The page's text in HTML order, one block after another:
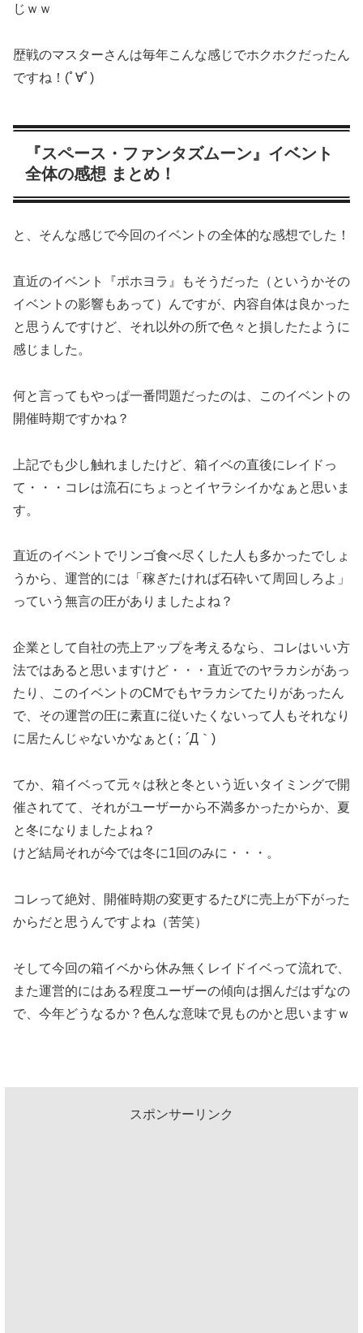
じｗｗ
歴戦のマスターさんは毎年こんな感じでホクホクだったん
ですね！(ﾟ∀ﾟ)
『スペース・ファンタズムーン』イベント
全体の感想 まとめ！
と、そんな感じで今回のイベントの全体的な感想でした！
直近のイベント『ポホヨラ』もそうだった（というかその
イベントの影響もあって）んですが、内容自体は良かった
と思うんですけど、それ以外の所で色々と損したたように
感じました。
何と言ってもやっぱ一番問題だったのは、このイベントの
開催時期ですかね？
上記でも少し触れましたけど、箱イベの直後にレイドっ
て・・・コレは流石にちょっとイヤラシイかなぁと思いま
す。
直近のイベントでリンゴ食べ尽くした人も多かったでしょ
うから、運営的には「稼ぎたければ石砕いて周回しろよ」
っていう無言の圧がありましたよね？
企業として自社の売上アップを考えるなら、コレはいい方
法ではあると思いますけど・・・直近でのヤラカシがあっ
たり、このイベントのCMでもヤラカシてたりがあったん
で、その運営の圧に素直に従いたくないって人もそれなり
に居たんじゃないかなぁと(；´Д｀)
てか、箱イベって元々は秋と冬という近いタイミングで開
催されてて、それがユーザーから不満多かったからか、夏
と冬になりましたよね？
けど結局それが今では冬に1回のみに・・・。
コレって絶対、開催時期の変更するたびに売上が下がった
からだと思うんですよね（苦笑）
そして今回の箱イベから休み無くレイドイベって流れで、
また運営的にはある程度ユーザーの傾向は掴んだはずなの
で、今年どうなるか？色んな意味で見ものかと思いますｗ
スポンサーリンク